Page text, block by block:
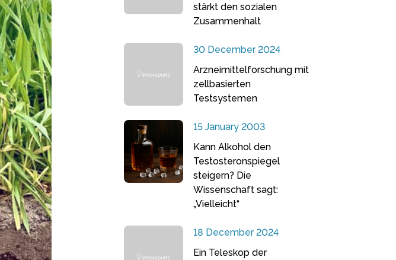
stärkt den sozialen
Zusammenhalt
30 December 2024
Arzneimittelforschung mit
zellbasierten
Testsystemen
15 January 2003
Kann Alkohol den
Testosteronspiegel
steigern? Die
Wissenschaft sagt:
„Vielleicht“
18 December 2024
Ein Teleskop der